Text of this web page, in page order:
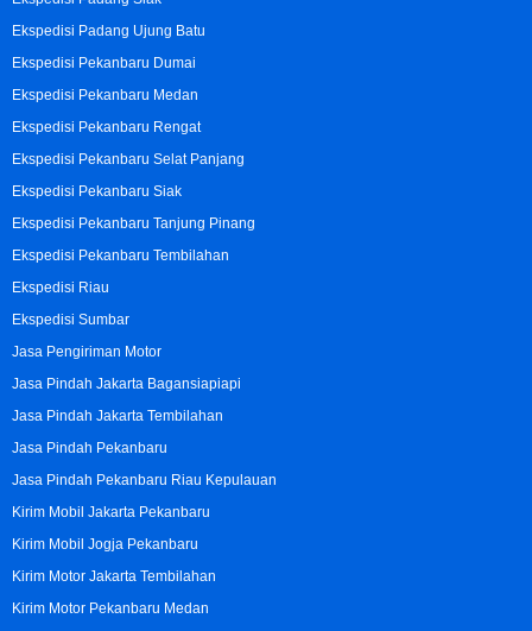
Ekspedisi Padang Ujung Batu
Ekspedisi Pekanbaru Dumai
Ekspedisi Pekanbaru Medan
Ekspedisi Pekanbaru Rengat
Ekspedisi Pekanbaru Selat Panjang
Ekspedisi Pekanbaru Siak
Ekspedisi Pekanbaru Tanjung Pinang
Ekspedisi Pekanbaru Tembilahan
Ekspedisi Riau
Ekspedisi Sumbar
Jasa Pengiriman Motor
Jasa Pindah Jakarta Bagansiapiapi
Jasa Pindah Jakarta Tembilahan
Jasa Pindah Pekanbaru
Jasa Pindah Pekanbaru Riau Kepulauan
Kirim Mobil Jakarta Pekanbaru
Kirim Mobil Jogja Pekanbaru
Kirim Motor Jakarta Tembilahan
Kirim Motor Pekanbaru Medan